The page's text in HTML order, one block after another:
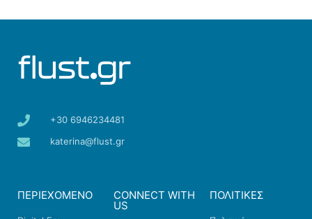
+30 6946234481
katerina@flust.gr
ΠΕΡΙΕΧΟΜΕΝΟ CONNECT WITH
US
ΠΟΛΙΤΙΚΕΣ